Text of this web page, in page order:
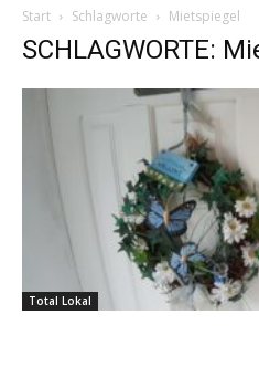
Start Schlagworte Mietspiegel
SCHLAGWORTE:
Total Lokal